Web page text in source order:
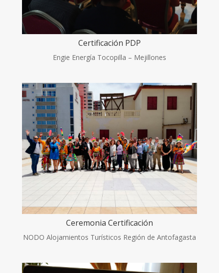
Certificación PDP
Engie Energía Tocopilla – Mejillones
Ceremonia Certificación
NODO Alojamientos Turísticos Región de Antofagasta